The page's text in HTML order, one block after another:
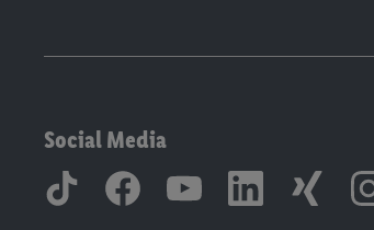
Social Media